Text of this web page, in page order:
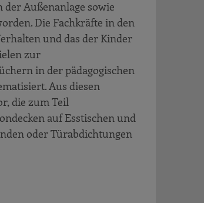
Außenanlage sowie
Die Fachkräfte in den
und das der Kinder
zur
in der pädagogischen
Aus diesen
die zum Teil
auf Esstischen und
oder Türabdichtungen